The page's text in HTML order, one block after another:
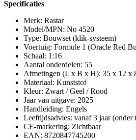
Specificaties
Merk: Rastar
Model/MPN: No 4520
Type: Bouwset (klik-systeem)
Voertuig: Formule 1 (Oracle Red
Schaal: 1:16
Aantal onderdelen: 55
Afmetingen (L x B x H): 35 x 12 x
Materiaal: Kunststof
Kleur: Zwart / Geel / Rood
Jaar van uitgave: 2025
Handleiding: Engels
Leeftijdsadvies: vanaf 3 jaar (onder
CE-markering: Zichtbaar
EAN: 8720847745200